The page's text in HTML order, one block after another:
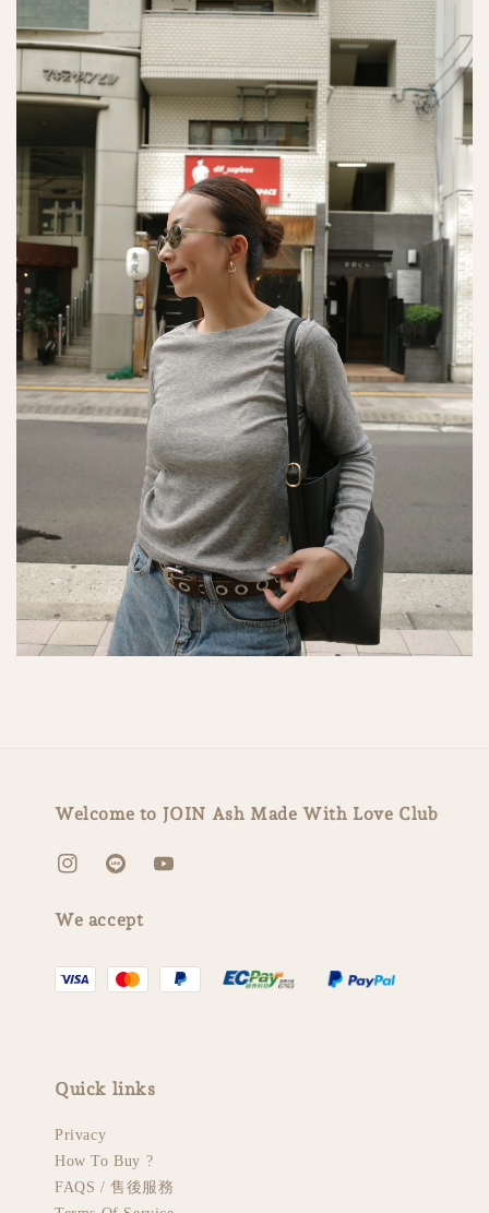
Welcome to JOIN Ash Made With Love Club
We accept
Quick links
Privacy
How To Buy ?
FAQS / 售後服務